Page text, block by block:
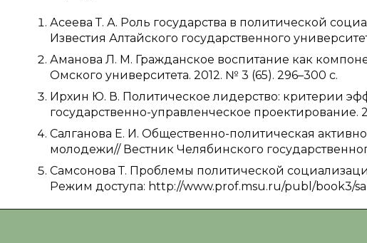
Асеева Т. А. Роль государства в политической
Известия Алтайского государственного
Аманова Л. М. Гражданское воспитание как
Омского университета. 2012. № 3 (65). 296–300 с.
Ирхин Ю. В. Политическое лидерство: критерии
государственно-управленческое проектирование.
Салганова Е. И. Общественно-политическая
молодежи// Вестник Челябинского
Самсонова Т. Проблемы политической
Режим доступа: http://www.prof.msu.ru/publ/book3/